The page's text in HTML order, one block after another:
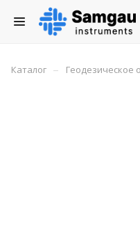
Каталог – Геодезическое